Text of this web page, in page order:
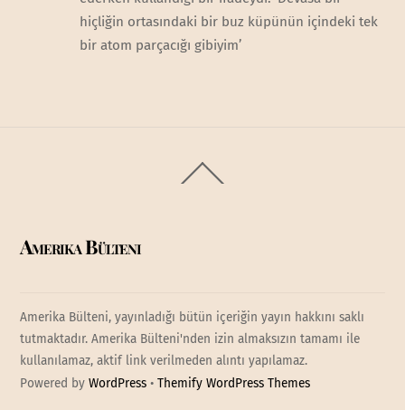
hiçliğin ortasındaki bir buz küpünün içindeki tek
bir atom parçacığı gibiyim’
To
Amerika Bülteni
Amerika Bülteni, yayınladığı bütün içeriğin yayın hakkını saklı
tutmaktadır. Amerika Bülteni'nden izin almaksızın tamamı ile
kullanılamaz, aktif link verilmeden alıntı yapılamaz.
Powered byWordPress •Themify WordPress Themes